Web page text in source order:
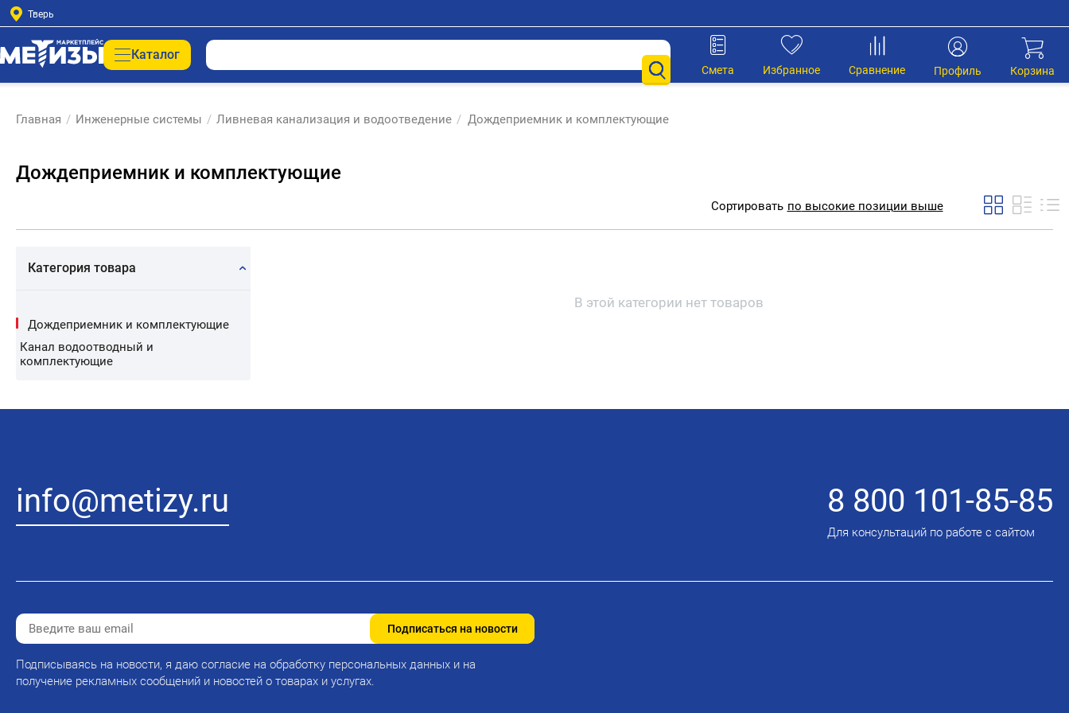
Тверь
Каталог
Корзина
Профиль
Сравнение
Избранное
Смета
Главная / Инженерные системы / Ливневая канализация и водоотведение / Дождеприемник и комплектующие
Дождеприемник и комплектующие
Сортировать по высокие позиции выше
Категория товара
Дождеприемник и комплектующие
Канал водоотводный и
комплектующие
В этой категории нет товаров
info@metizy.ru 8 800 101-85-85
Для консультаций по работе с сайтом
Подписаться на новости
Подписываясь на новости, я даю согласие на обработку персональных данных и на
получение рекламных сообщений и новостей о товарах и услугах.